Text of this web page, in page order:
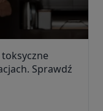
Sprawdź